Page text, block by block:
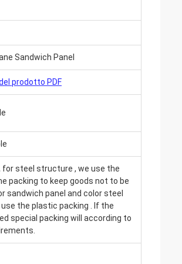
Sandwich Panel
prodotto PDF
for steel structure , we use the
packing to keep goods not to be
sandwich panel and color steel
the plastic packing . If the
special packing will according to